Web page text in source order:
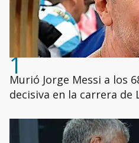
1
Murió Jorge Messi a los
decisiva en la carrera de